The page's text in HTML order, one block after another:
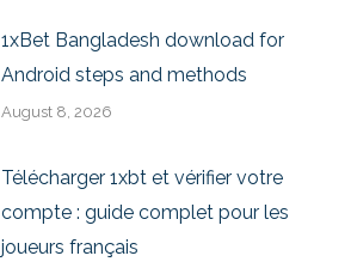
1xBet Bangladesh download for
Android steps and methods
August 8, 2026
Télécharger 1xbt et vérifier votre
compte : guide complet pour les
joueurs français